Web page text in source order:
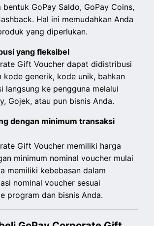
GoPay Saldo, GoPay Coins,
Hal ini memudahkan Anda
yang diperlukan.
yang fleksibel
Gift Voucher dapat didistribusi
kode generik, kode unik, bahkan
langsung ke pengguna melalui
Gojek, atau pun bisnis Anda.
dengan minimum transaksi
Gift Voucher memiliki harga
minimum nominal voucher mulai
memiliki kebebasan dalam
nominal voucher sesuai
program dan bisnis Anda.